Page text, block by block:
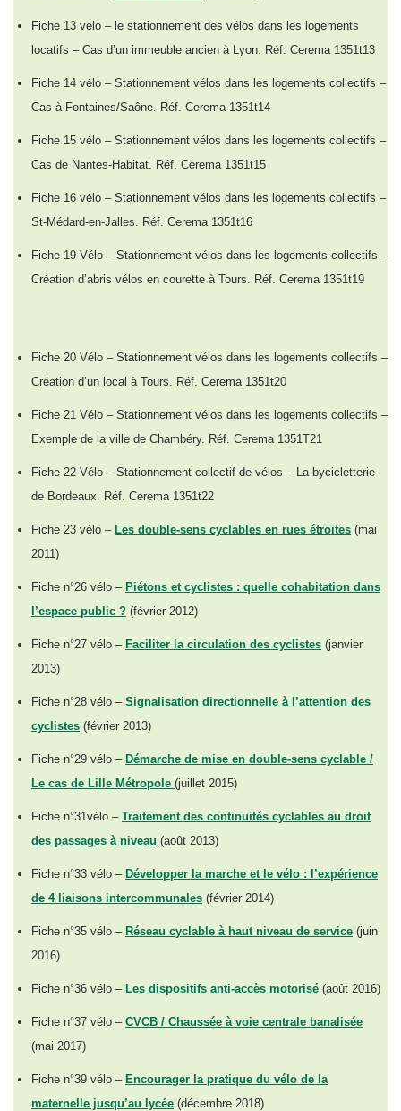
Fiche 13 vélo – le stationnement des vélos dans les logements
locatifs – Cas d’un immeuble ancien à Lyon. Réf. Cerema 1351t13
Fiche 14 vélo – Stationnement vélos dans les logements collectifs –
Cas à Fontaines/Saône. Réf. Cerema 1351t14
Fiche 15 vélo – Stationnement vélos dans les logements collectifs –
Cas de Nantes-Habitat. Réf. Cerema 1351t15
Fiche 16 vélo – Stationnement vélos dans les logements collectifs –
St-Médard-en-Jalles. Réf. Cerema 1351t16
Fiche 19 Vélo – Stationnement vélos dans les logements collectifs –
Création d’abris vélos en courette à Tours. Réf. Cerema 1351t19
Fiche 20 Vélo – Stationnement vélos dans les logements collectifs –
Création d’un local à Tours. Réf. Cerema 1351t20
Fiche 21 Vélo – Stationnement vélos dans les logements collectifs –
Exemple de la ville de Chambéry. Réf. Cerema 1351T21
Fiche 22 Vélo – Stationnement collectif de vélos – La bycicletterie
de Bordeaux. Réf. Cerema 1351t22
Fiche 23 vélo – Les double-sens cyclables en rues étroites (mai
2011)
Fiche n°26 vélo – Piétons et cyclistes : quelle cohabitation dans
l’espace public ? (février 2012)
Fiche n°27 vélo – Faciliter la circulation des cyclistes (janvier
2013)
Fiche n°28 vélo – Signalisation directionnelle à l’attention des
cyclistes (février 2013)
Fiche n°29 vélo – Démarche de mise en double-sens cyclable /
Le cas de Lille Métropole (juillet 2015)
Fiche n°31vélo – Traitement des continuités cyclables au droit
des passages à niveau (août 2013)
Fiche n°33 vélo – Développer la marche et le vélo : l’expérience
de 4 liaisons intercommunales (février 2014)
Fiche n°35 vélo – Réseau cyclable à haut niveau de service (juin
2016)
Fiche n°36 vélo – Les dispositifs anti-accès motorisé (août 2016)
Fiche n°37 vélo – CVCB / Chaussée à voie centrale banalisée
(mai 2017)
Fiche n°39 vélo – Encourager la pratique du vélo de la
maternelle jusqu’au lycée (décembre 2018)